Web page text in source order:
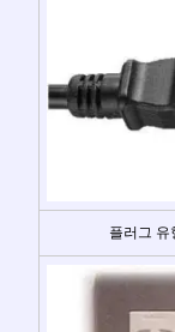
플러그 유